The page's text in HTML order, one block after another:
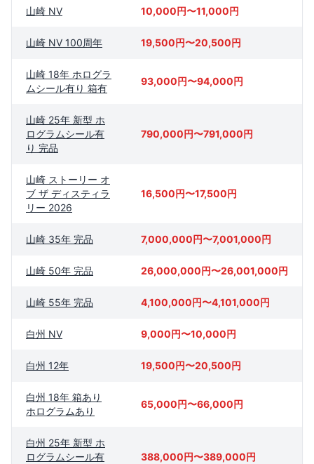
山崎 NV 10,000円〜11,000円
山崎 NV 100周年 19,500円〜20,500円
山崎 18年 ホログラ
ムシール有り 箱有
93,000円〜94,000円
山崎 25年 新型 ホ
ログラムシール有
り 完品
790,000円〜791,000円
山崎 ストーリー オ
ブ ザ ディスティラ
リー 2026
16,500円〜17,500円
山崎 35年 完品 7,000,000円〜7,001,000円
山崎 50年 完品 26,000,000円〜26,001,000円
山崎 55年 完品 4,100,000円〜4,101,000円
白州 NV 9,000円〜10,000円
白州 12年 19,500円〜20,500円
白州 18年 箱あり
ホログラムあり
65,000円〜66,000円
白州 25年 新型 ホ
ログラムシール有
388,000円〜389,000円